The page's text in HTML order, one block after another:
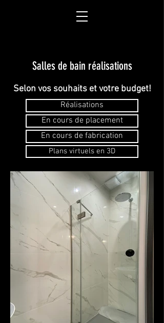
Salles de bain réalisations
Selon vos souhaits et votre budget!
Réalisations
En cours de placement
En cours de fabrication
Plans virtuels en 3D